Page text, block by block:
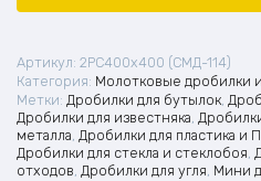
Артикул: 2PC400x400 (СМД-114)
Категория: Молотковые дробилки
Метки: Дробилки для бутылок,
Дробилки для известняка,
металла, Дробилки для пластика и
Дробилки для стекла и стеклобоя,
отходов, Дробилки для угля, Мини